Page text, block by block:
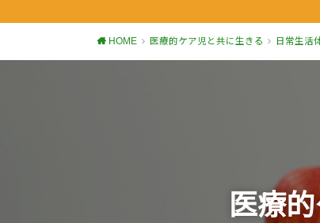
HOME 医療的ケア児と共に生きる 日常生活
医療